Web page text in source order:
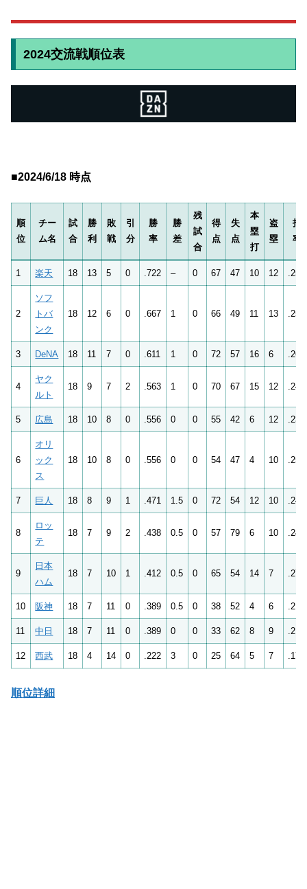
2024交流戦順位表
■2024/6/18 時点
順
位
チー
ム名
試
合
勝
利
敗
戦
引
分
勝
率
勝
差
残
試
合
得
点
失
点
本
塁
打
盗
塁
打
率
1 楽天 18 13 5 0 .722 – 0 67 47 10 12 .253
2
ソフ
トバ
ンク
18 12 6 0 .667 1 0 66 49 11 13 .253
3 DeNA 18 11 7 0 .611 1 0 72 57 16 6 .264
4
ヤク
ルト
18 9 7 2 .563 1 0 70 67 15 12 .241
5 広島 18 10 8 0 .556 0 0 55 42 6 12 .234
6
オリ
ック
ス
18 10 8 0 .556 0 0 54 47 4 10 .254
7 巨人 18 8 9 1 .471 1.5 0 72 54 12 10 .241
8
ロッ
テ
18 7 9 2 .438 0.5 0 57 79 6 10 .248
9
日本
ハム
18 7 10 1 .412 0.5 0 65 54 14 7 .270
10 阪神 18 7 11 0 .389 0.5 0 38 52 4 6 .212
11 中日 18 7 11 0 .389 0 0 33 62 8 9 .214
12 西武 18 4 14 0 .222 3 0 25 64 5 7 .171
順位詳細